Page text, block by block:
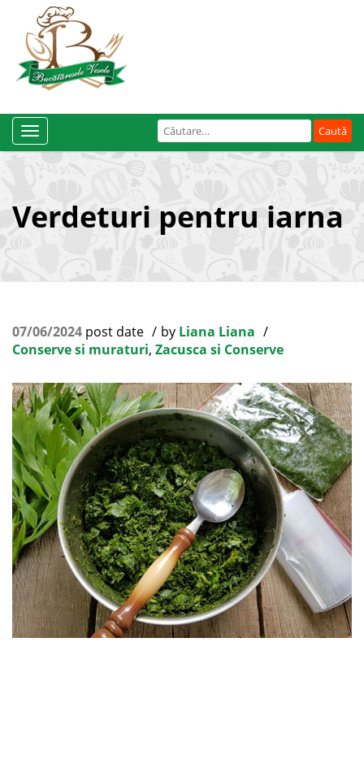
Caută
după:
Toggle
Navigation
Verdeturi pentru iarna
07/06/2024 post date by Liana Liana
Conserve si muraturi, Zacusca si Conserve